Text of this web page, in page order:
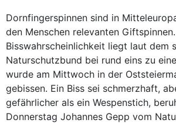
Dornfingerspinnen sind in
den Menschen relevanten
Bisswahrscheinlichkeit liegt laut dem
Naturschutzbund bei rund eins zu
wurde am Mittwoch in der
gebissen. Ein Biss sei schmerzhaft,
gefährlicher als ein Wespenstich,
Donnerstag Johannes Gepp vom